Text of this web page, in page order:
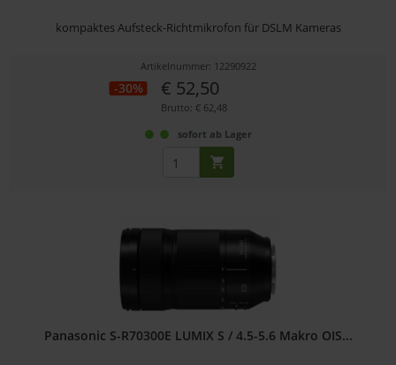
kompaktes Aufsteck-Richtmikrofon für DSLM Kameras
Artikelnummer: 12290922
-30% € 52,50
Brutto: € 62,48
sofort ab Lager
Panasonic S-R70300E LUMIX S / 4.5-5.6 Makro OIS...